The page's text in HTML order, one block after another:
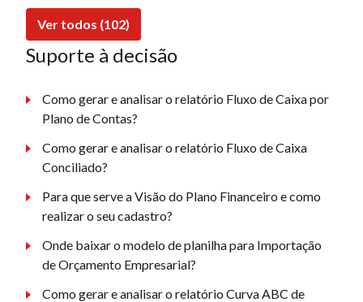
Ver todos (102)
Suporte à decisão
Como gerar e analisar o relatório Fluxo de Caixa por
Plano de Contas?
Como gerar e analisar o relatório Fluxo de Caixa
Conciliado?
Para que serve a Visão do Plano Financeiro e como
realizar o seu cadastro?
Onde baixar o modelo de planilha para Importação
de Orçamento Empresarial?
Como gerar e analisar o relatório Curva ABC de